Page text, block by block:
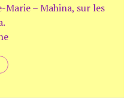
Marie – Mahina, sur les